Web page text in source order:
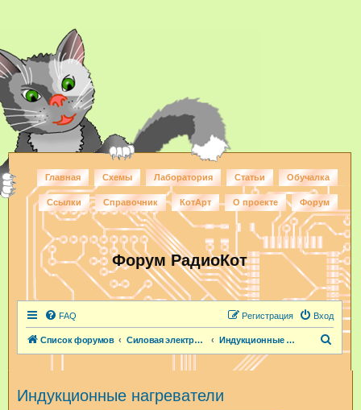
Главная Схемы Лаборатория Статьи Обучалка
Ссылки Справочник КотАрт О проекте Форум
Форум РадиоКот
FAQ Вход
Регистрация
Список форумов Силовая электроника Индукционные нагреватели
Индукционные нагреватели